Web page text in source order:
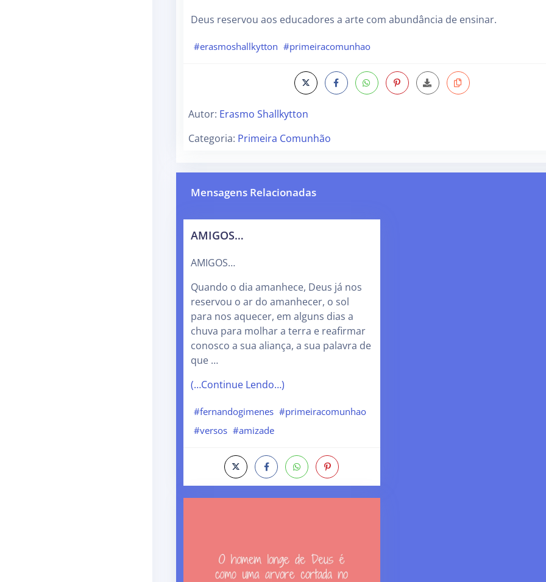
Deus reservou aos educadores a arte com abundância de ensinar.
#erasmoshallkytton #primeiracomunhao
Autor: Erasmo Shallkytton
Categoria: Primeira Comunhão
Mensagens Relacionadas
AMIGOS…
AMIGOS…
Quando o dia amanhece, Deus já nos
reservou o ar do amanhecer, o sol
para nos aquecer, em alguns dias a
chuva para molhar a terra e reafirmar
conosco a sua aliança, a sua palavra de
que …
(…Continue Lendo…)
#fernandogimenes #primeiracomunhao
#versos #amizade